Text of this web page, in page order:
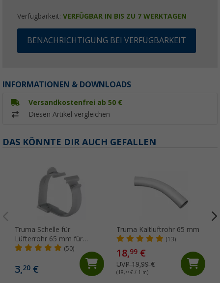
Verfügbarkeit: VERFÜGBAR IN BIS ZU 7 WERKTAGEN
BENACHRICHTIGUNG BEI VERFÜGBARKEIT
INFORMATIONEN & DOWNLOADS
Versandkostenfrei ab 50 €
Diesen Artikel vergleichen
DAS KÖNNTE DIR AUCH GEFALLEN
Truma Schelle für
Lüfterrohr 65 mm für
Truma Kaltluftrohre
(50)
3,20 €
Truma Kaltluftrohr 65 mm
(13)
18,99€
UVP 19,99 €
(18,99€ / 1 m)